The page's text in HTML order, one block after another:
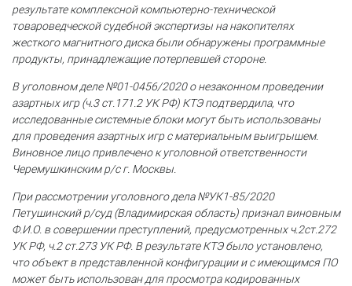
результате комплексной компьютерно-технической
товароведческой судебной экспертизы на накопителях
жесткого магнитного диска были обнаружены программные
продукты, принадлежащие потерпевшей стороне.
В уголовном деле №01-0456/2020 о незаконном проведении
азартных игр (ч.3 ст.171.2 УК РФ) КТЭ подтвердила, что
исследованные системные блоки могут быть использованы
для проведения азартных игр с материальным выигрышем.
Виновное лицо привлечено к уголовной ответственности
Черемушкинским р/с г. Москвы.
При рассмотрении уголовного дела №УК1-85/2020
Петушинский р/суд (Владимирская область) признал виновным
Ф.И.О. в совершении преступлений, предусмотренных ч.2ст.272
УК РФ, ч.2 ст.273 УК РФ. В результате КТЭ было установлено,
что объект в представленной конфигурации и с имеющимся ПО
может быть использован для просмотра кодированных